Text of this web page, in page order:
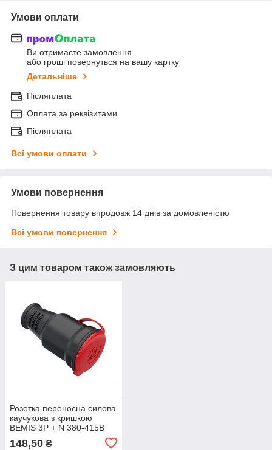
Умови оплати
Ви отримаєте замовлення
або гроші повернуться на вашу картку
Детальніше
Післяплата
Оплата за реквізитами
Післяплата
Всі умови оплати
Умови повернення
Повернення товару впродовж 14 днів за домовленістю
Всі умови повернення
З цим товаром також замовляють
Розетка переносна силова
каучукова з кришкою
BEMIS 3P + N 380-415В
25А IP54,BK1-2504-4314
148,50 ₴